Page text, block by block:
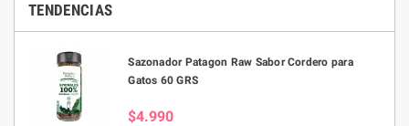
TENDENCIAS
Sazonador Patagon Raw Sabor Cordero para
Gatos 60 GRS
$4.990